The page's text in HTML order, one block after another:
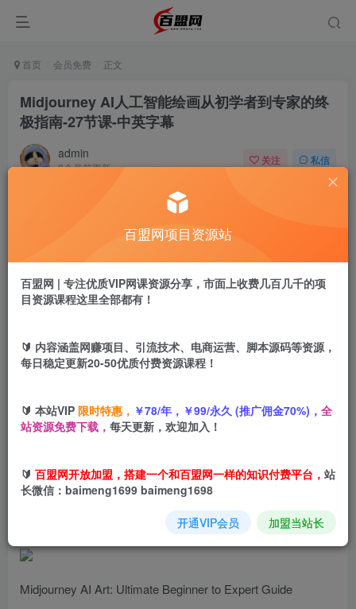
首页 会员免费 正文
Midjourney AI人工智能绘画从初学者到专家的终
极指南-27节课-中英字幕
admin
9个月前更新
关注 私信
盟币 9.9
立即购买
字幕
Midjourney AI Art: Ultimate Beginner to Expert Guide
百盟网项目资源站
百盟网 | 专注优质VIP网课资源分享，市面上收费几百几千的项
目资源课程这里全部都有！
🔰 内容涵盖网赚项目、引流技术、电商运营、脚本源码等资源，
每日稳定更新20-50优质付费资源课程！
🔰 本站VIP 限时特惠， ￥78/年，￥99/永久 (推广佣金70%)， 全
站资源免费下载， 每天更新，欢迎加入！
🔰 百盟网开放加盟，搭建一个和百盟网一样的知识付费平台， 站
长微信：baimeng1699 baimeng1698
开通VIP会员 加盟当站长